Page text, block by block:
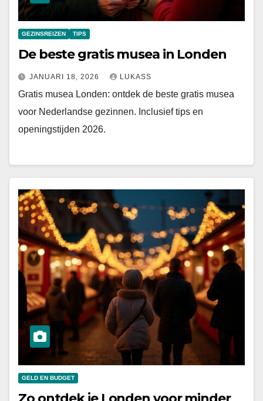
GEZINSREIZEN TIPS
De beste gratis musea in Londen
JANUARI 18, 2026 LUKASS
Gratis musea Londen: ontdek de beste gratis musea
voor Nederlandse gezinnen. Inclusief tips en
openingstijden 2026.
GELD EN BUDGET